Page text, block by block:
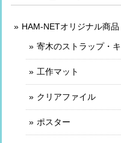
HAM-NETオリジナル商品
寄木のストラップ・
工作マット
クリアファイル
ポスター